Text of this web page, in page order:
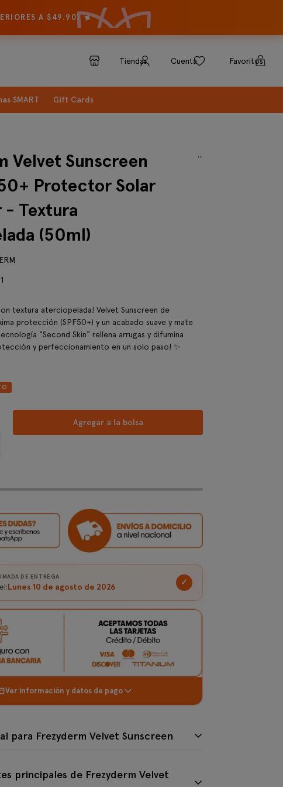
A $49.90)✦
Tiendas Cuenta Favoritos
SMART Gift Cards
Velvet Sunscreen
Protector Solar
- Textura
(50ml)
...
textura aterciopelada! Velvet Sunscreen de
protección (SPF50+) y un acabado suave y mate
"Second Skin" rellena arrugas y difumina
y perfeccionamiento en un solo paso! ✨
Agregar a la bolsa
DE ENTREGA
Lunes 10 de agosto de 2026 ✓
Ver información y datos de pago
ideal para Frezyderm Velvet Sunscreen
para Frezyderm Velvet Sunscreen
principales de Frezyderm Velvet
principales de Frezyderm Velvet